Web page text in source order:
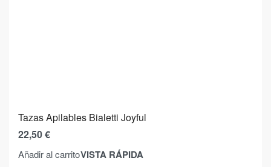
Tazas Apilables Bialetti Joyful
22,50€
Añadir al carritoVISTA RÁPIDA